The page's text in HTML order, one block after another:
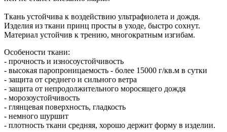
Ткань устойчива к воздействию ультрафиолета и дождя.
Изделия из ткани принц просты в уходе, быстро сохнут.
Материал устойчив к трению, многократным изгибам.
Особености ткани:
- прочность и износоустойчивость
- высокая паропроницаемость - более 15000 г/кв.м в сутки
- защита от среднего и сильного ветра
- защита от непродолжительного моросящего дождя
- морозоустойчивость
- глянцевая поверхность, гладкость
- немного шуршит
- плотность ткани средняя, хорошо держит форму в изделии.